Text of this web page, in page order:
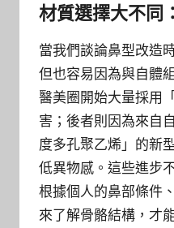
材質選擇大不同
當我們談論鼻型改造
但也容易因為與自體
醫美圈開始大量採用
害；後者則因為來自
度多孔聚乙烯」的新
低異物感。這些進步
根據個人的鼻部條件
來了解骨骼結構，才